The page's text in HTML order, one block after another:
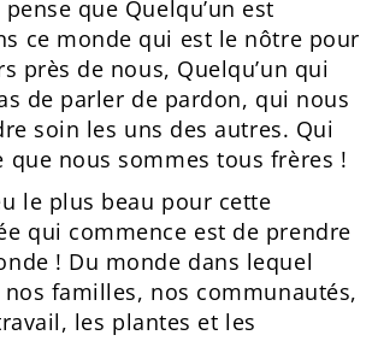
que Quelqu’un est
ce monde qui est le nôtre pour
près de nous, Quelqu’un qui
de parler de pardon, qui nous
soin les uns des autres. Qui
que nous sommes tous frères !
le plus beau pour cette
qui commence est de prendre
! Du monde dans lequel
familles, nos communautés,
les plantes et les